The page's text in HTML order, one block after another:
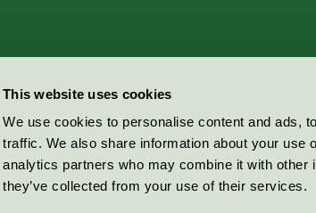
This website uses cookies
We use cookies to personalise content and ads,
traffic. We also share information about your use
analytics partners who may combine it with other
they’ve collected from your use of their services.
AB